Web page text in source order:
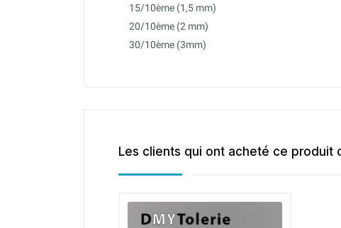
15/10ème (1,5 mm)
20/10ème (2 mm)
30/10ème (3mm)
Les clients qui ont acheté ce produit